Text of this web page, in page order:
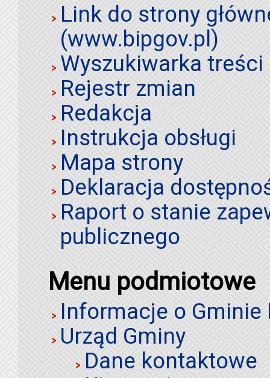
Link do strony
(www.bipgov.pl)
Wyszukiwarka
Rejestr zmian
Redakcja
Instrukcja obsługi
Mapa strony
Deklaracja
Raport o stanie
publicznego
Menu podmiotowe
Informacje o Gminie
Urząd Gminy
Dane kontaktowe